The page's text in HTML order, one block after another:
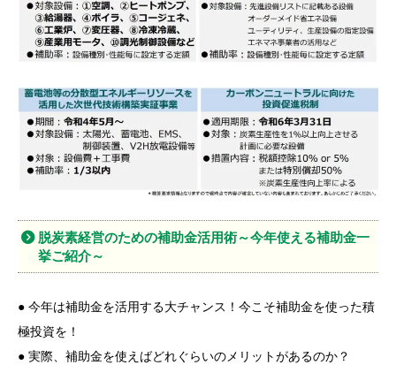
脱炭素経営のための補助金活用術～今年使える補助金一
挙ご紹介～
● 今年は補助金を活用する大チャンス！今こそ補助金を使った積
極投資を！
● 実際、補助金を使えばどれぐらいのメリットがあるのか？